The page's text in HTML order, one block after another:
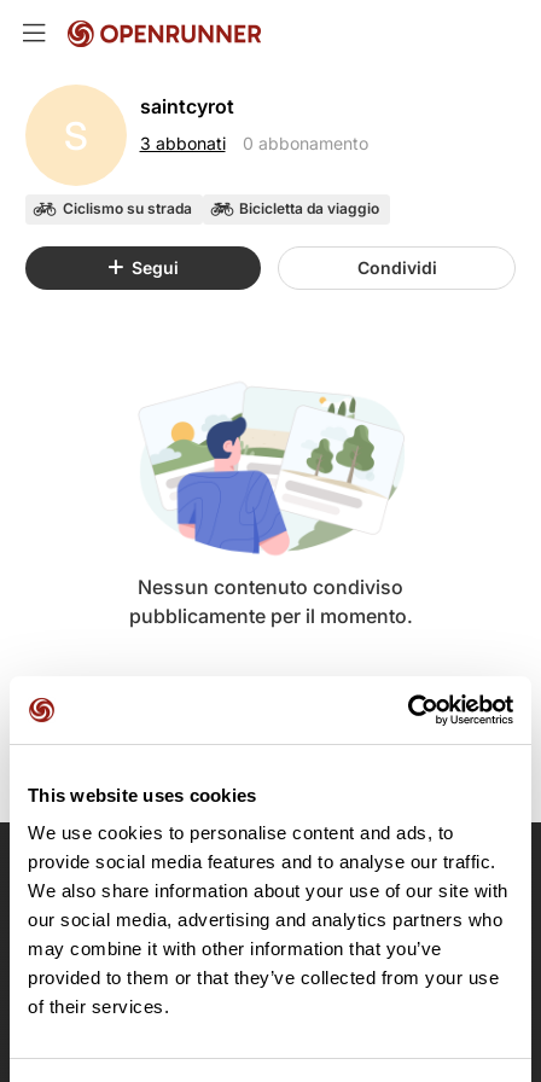
This website uses cookies
We use cookies to personalise content and ads, to
provide social media features and to analyse our traffic.
We also share information about your use of our site with
our social media, advertising and analytics partners who
may combine it with other information that you’ve
provided to them or that they’ve collected from your use
of their services.
S
saintcyrot
3 abbonati 0 abbonamento
Ciclismo su strada Bicicletta da viaggio
Segui Condividi
Nessun contenuto condiviso
pubblicamente per il momento.
OpenRunner
Team
Lavora con noi
Riguardo a
Contatti